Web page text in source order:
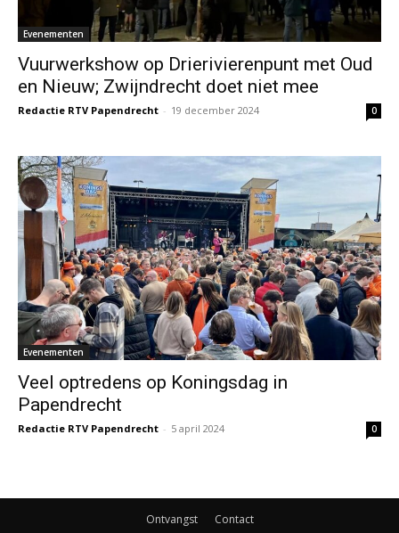
Evenementen
Vuurwerkshow op Drierivierenpunt met Oud
en Nieuw; Zwijndrecht doet niet mee
Redactie RTV Papendrecht - 19 december 2024 0
Evenementen
Veel optredens op Koningsdag in
Papendrecht
Redactie RTV Papendrecht - 5 april 2024 0
Ontvangst Contact